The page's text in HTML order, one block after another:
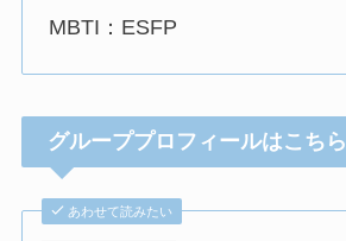
MBTI：ESFP
グループプロフィールはこちら
あわせて読みたい